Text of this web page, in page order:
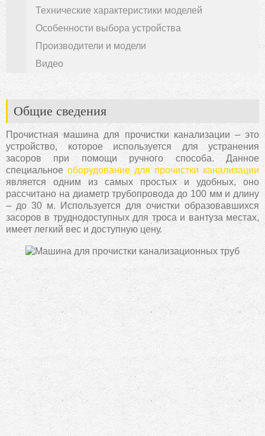
Технические характеристики моделей
Особенности выбора устройства
Производители и модели
Видео
Общие сведения
Прочистная машина для прочистки канализации – это
устройство, которое используется для устранения
засоров при помощи ручного способа. Данное
специальное оборудование для прочистки канализации
является одним из самых простых и удобных, оно
рассчитано на диаметр трубопровода до 100 мм и длину
– до 30 м. Используется для очистки образовавшихся
засоров в труднодоступных для троса и вантуза местах,
имеет легкий вес и доступную цену.